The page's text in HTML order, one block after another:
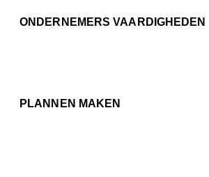
ONDERNEMERS VAARDIGHEDEN
PLANNEN MAKEN